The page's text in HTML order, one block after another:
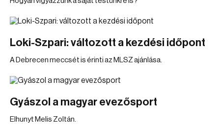
Loki-Szpari: változott a kezdési időpont
A Debrecen meccsét is érinti az MLSZ ajánlása.
Gyászol a magyar evezősport
Elhunyt Melis Zoltán.